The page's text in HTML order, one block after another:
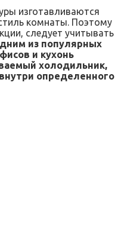
изготавливаются
комнаты. Поэтому
следует учитывать
из популярных
и кухонь
холодильник,
определенного